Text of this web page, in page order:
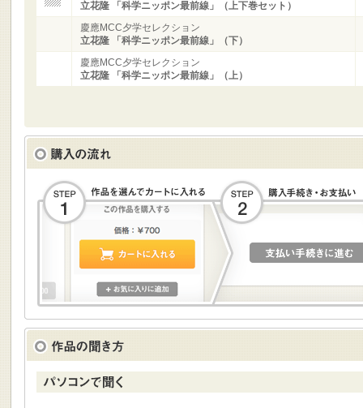
立花隆 「科学ニッポン最前線」（上下巻セット）
慶應MCC夕学セレクション
立花隆 「科学ニッポン最前線」（下）
慶應MCC夕学セレクション
立花隆 「科学ニッポン最前線」（上）